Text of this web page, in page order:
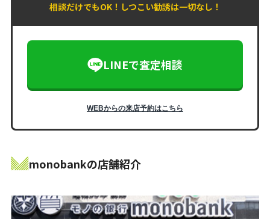
相談だけでもOK！しつこい勧誘は一切なし！
LINEで査定相談
WEBからの来店予約はこちら
monobankの店舗紹介